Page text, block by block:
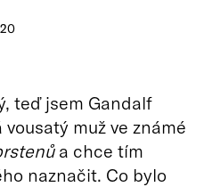
teď jsem Gandalf
muž ve známé
a chce tím
naznačit. Co bylo